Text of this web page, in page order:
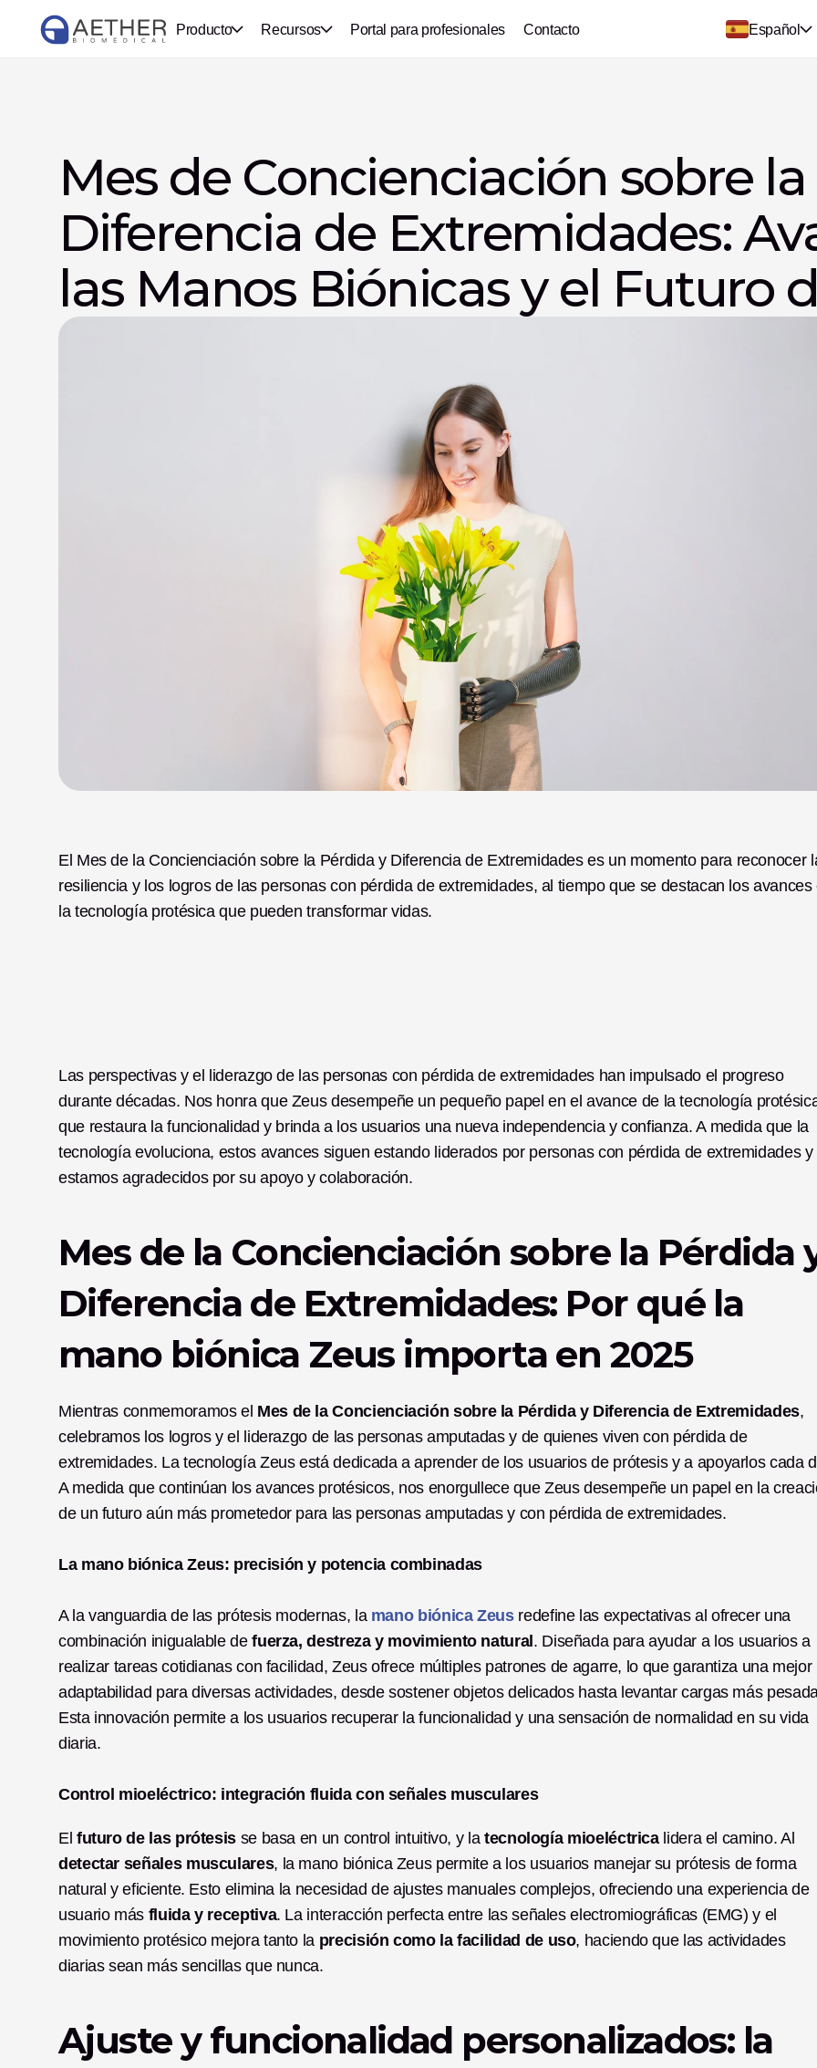
Producto Recursos Portal para profesionales Contacto Español
Mes de Concienciación sobre
Diferencia de Extremidades:
las Manos Biónicas y el Futuro
El Mes de la Concienciación sobre la Pérdida y Diferencia de Extremidades es un momento para reconocer
resiliencia y los logros de las personas con pérdida de extremidades, al tiempo que se destacan los avances
la tecnología protésica que pueden transformar vidas.
Las perspectivas y el liderazgo de las personas con pérdida de extremidades han impulsado el progreso
durante décadas. Nos honra que Zeus desempeñe un pequeño papel en el avance de la tecnología
que restaura la funcionalidad y brinda a los usuarios una nueva independencia y confianza. A medida que la
tecnología evoluciona, estos avances siguen estando liderados por personas con pérdida de extremidades y
estamos agradecidos por su apoyo y colaboración.
Mes de la Concienciación sobre la Pérdida
Diferencia de Extremidades: Por qué la
mano biónica Zeus importa en 2025
Mientras conmemoramos el Mes de la Concienciación sobre la Pérdida y Diferencia de Extremidades,
celebramos los logros y el liderazgo de las personas amputadas y de quienes viven con pérdida de
extremidades. La tecnología Zeus está dedicada a aprender de los usuarios de prótesis y a apoyarlos cada
A medida que continúan los avances protésicos, nos enorgullece que Zeus desempeñe un papel en la
de un futuro aún más prometedor para las personas amputadas y con pérdida de extremidades.
La mano biónica Zeus: precisión y potencia combinadas
A la vanguardia de las prótesis modernas, la mano biónica Zeus redefine las expectativas al ofrecer una
combinación inigualable de fuerza, destreza y movimiento natural . Diseñada para ayudar a los usuarios a
realizar tareas cotidianas con facilidad, Zeus ofrece múltiples patrones de agarre, lo que garantiza una mejor
adaptabilidad para diversas actividades, desde sostener objetos delicados hasta levantar cargas más
Esta innovación permite a los usuarios recuperar la funcionalidad y una sensación de normalidad en su vida
diaria.
Control mioeléctrico: integración fluida con señales musculares
El futuro de las prótesis se basa en un control intuitivo, y la tecnología mioeléctrica
detectar señales musculares, la mano biónica Zeus permite a los usuarios manejar su prótesis de forma
natural y eficiente. Esto elimina la necesidad de ajustes manuales complejos, ofreciendo una experiencia de
usuario más fluida y receptiva. La interacción perfecta entre las señales electromiográficas (EMG) y el
movimiento protésico mejora tanto la precisión como la facilidad de uso, haciendo que las actividades
diarias sean más sencillas que nunca.
Ajuste y funcionalidad personalizados: la